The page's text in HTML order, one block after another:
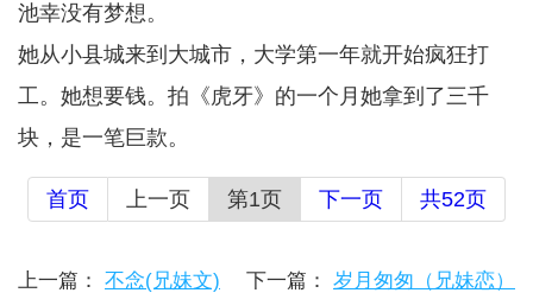
池幸没有梦想。
她从小县城来到大城市，大学第一年就开始疯狂打
工。她想要钱。拍《虎牙》的一个月她拿到了三千
块，是一笔巨款。
首页 上一页 第1页 下一页 共52页
上一篇： 不念(兄妹文) 下一篇： 岁月匆匆（兄妹恋）